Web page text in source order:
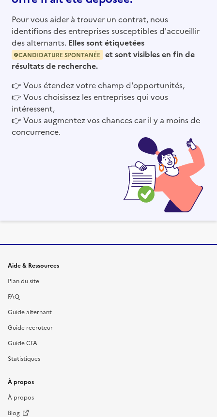
Pour vous aider à trouver un contrat, nous
identifions des entreprises susceptibles d'accueillir
des alternants. Elles sont étiquetées
CANDIDATURE SPONTANÉE
et sont visibles en fin de
résultats de recherche.
👉 Vous étendez votre champ d'opportunités,
👉 Vous choisissez les entreprises qui vous
intéressent,
👉 Vous augmentez vos chances car il y a moins de
concurrence.
Informations et liens du site
Aide & Ressources
Plan du site
FAQ
Guide alternant
Guide recruteur
Guide CFA
Statistiques
À propos
À propos
Blog